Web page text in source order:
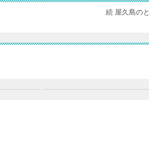
続 屋久島の